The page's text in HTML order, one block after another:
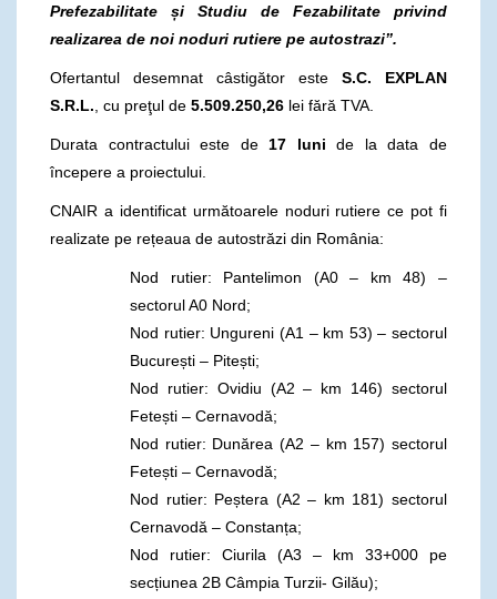
Prefezabilitate și Studiu de Fezabilitate privind
realizarea de noi noduri rutiere pe autostrazi”.
Ofertantul desemnat câstigător este S.C. EXPLAN
S.R.L. , cu preţul de 5.509.250,26 lei fără TVA.
Durata contractului este de 17 luni de la data de
începere a proiectului.
CNAIR a identificat următoarele noduri rutiere ce pot fi
realizate pe rețeaua de autostrăzi din România:
Nod rutier: Pantelimon (A0 – km 48) –
sectorul A0 Nord;
Nod rutier: Ungureni (A1 – km 53) – sectorul
București – Pitești;
Nod rutier: Ovidiu (A2 – km 146) sectorul
Fetești – Cernavodă;
Nod rutier: Dunărea (A2 – km 157) sectorul
Fetești – Cernavodă;
Nod rutier: Peștera (A2 – km 181) sectorul
Cernavodă – Constanța;
Nod rutier: Ciurila (A3 – km 33+000 pe
secțiunea 2B Câmpia Turzii- Gilău);